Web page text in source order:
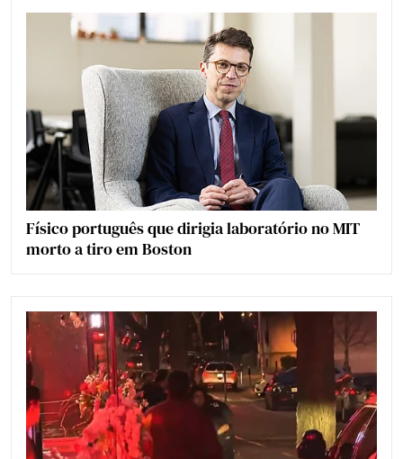
Físico português que dirigia laboratório no MIT
morto a tiro em Boston